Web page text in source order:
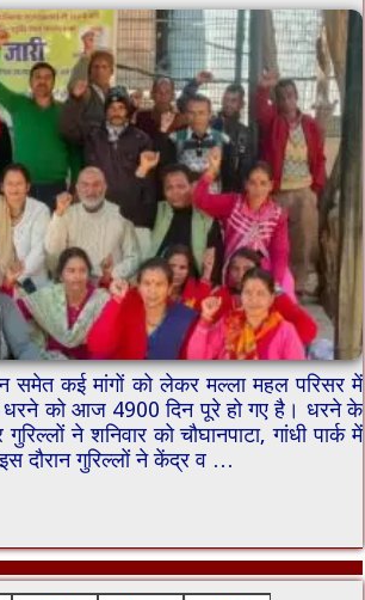
समेत कई मांगों को लेकर मल्ला महल परिसर में
धरने को आज 4900 दिन पूरे हो गए है। धरने के
ने शनिवार को चौघानपाटा, गांधी पार्क में
दौरान गुरिल्लों ने केंद्र व …